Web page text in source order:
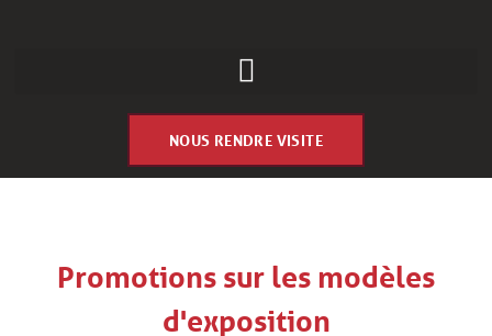
NOUS RENDRE VISITE
Promotions sur les modèles
d'exposition